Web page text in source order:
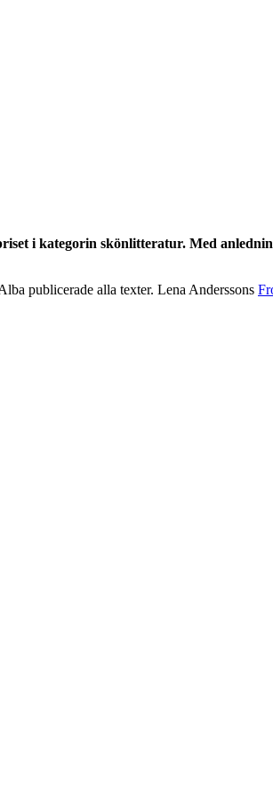
i kategorin skönlitteratur. Med
publicerade alla texter. Lena Anderssons